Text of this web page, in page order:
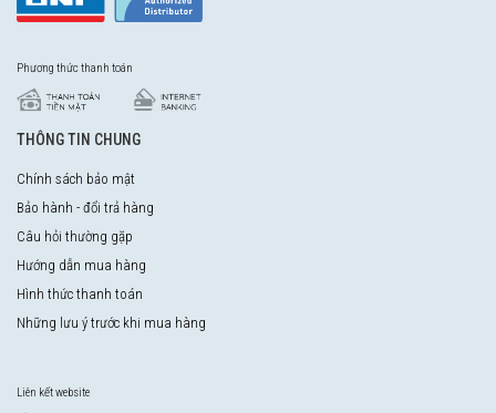
Phương thức thanh toán
THÔNG TIN CHUNG
Chính sách bảo mật
Bảo hành - đổi trả hàng
Câu hỏi thường gặp
Hướng dẫn mua hàng
Hình thức thanh toán
Những lưu ý trước khi mua hàng
Liên kết website